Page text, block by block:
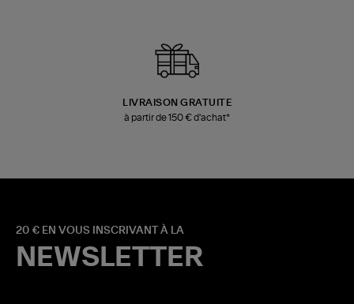
LIVRAISON GRATUITE
à partir de 150 € d'achat*
20 € EN VOUS INSCRIVANT À LA
NEWSLETTER